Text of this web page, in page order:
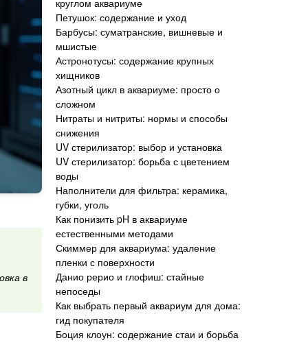
в
Петушок: содержание и уход
Барбусы: суматранские, вишневые и
мшистые
Астронотусы: содержание крупных
хищников
Азотный цикл в аквариуме: просто о
сложном
Нитраты и нитриты: нормы и способы
снижения
UV стерилизатор: выбор и установка
UV стерилизатор: борьба с цветением
воды
Наполнители для фильтра: керамика,
губки, уголь
Как понизить pH в аквариуме
естественными методами
Скиммер для аквариума: удаление
пленки с поверхности
Данио рерио и глофиш: стайные
непоседы
Как выбрать первый аквариум для дома:
гид покупателя
Боция клоун: содержание стаи и борьба